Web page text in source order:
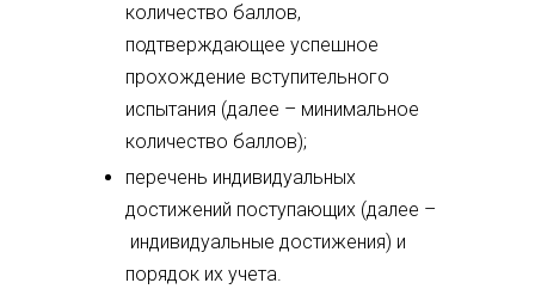
количество баллов,
подтверждающее успешное
прохождение вступительного
испытания (далее – минимальное
количество баллов);
перечень индивидуальных
достижений поступающих (далее –
индивидуальные достижения) и
порядок их учета.